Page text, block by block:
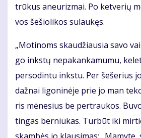
trū­kus aneu­riz­mai. Po ket­ve­rių
vos še­šio­li­kos su­lau­kęs.
„Mo­ti­noms skau­džiau­sia sa­vo
go inks­tų ne­pa­kan­ka­mu­mu,
per­so­din­tu inks­tu. Per še­še­rius
daž­nai li­go­ni­nė­je prie jo man
ris mė­ne­sius be per­trau­kos.
tin­gas ber­niu­kas. Tur­būt iki